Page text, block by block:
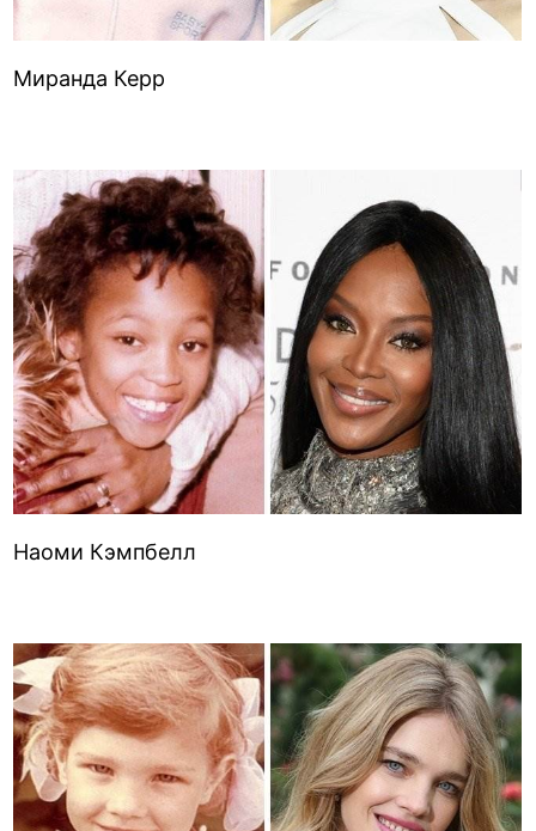
Миранда Керр
Наоми Кэмпбелл